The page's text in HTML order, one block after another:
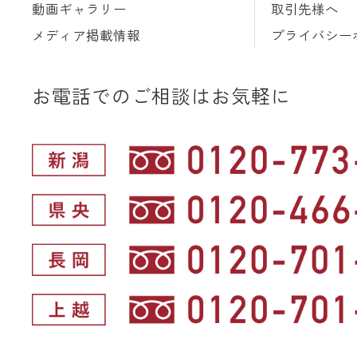
動画ギャラリー
メディア掲載情報
取引先様へ
プライバシー
お電話でのご相談はお気軽に